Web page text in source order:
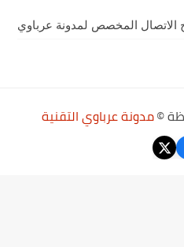
©مدونة عرباوي التقنية